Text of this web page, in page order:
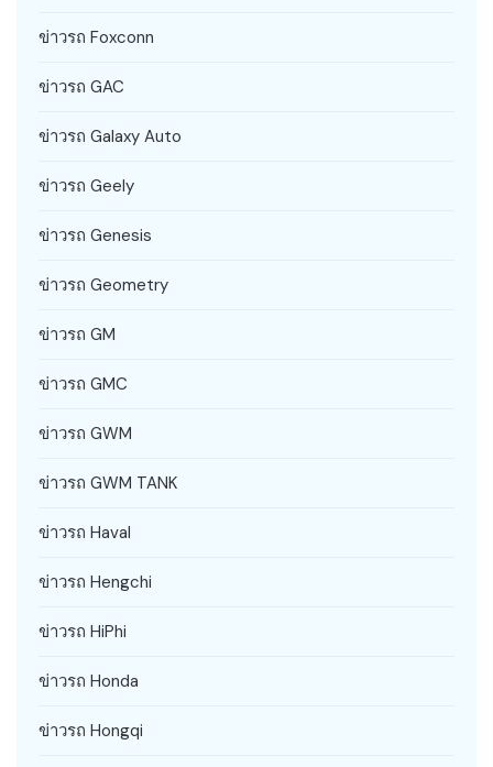
ข่าวรถ Foxconn
ข่าวรถ GAC
ข่าวรถ Galaxy Auto
ข่าวรถ Geely
ข่าวรถ Genesis
ข่าวรถ Geometry
ข่าวรถ GM
ข่าวรถ GMC
ข่าวรถ GWM
ข่าวรถ GWM TANK
ข่าวรถ Haval
ข่าวรถ Hengchi
ข่าวรถ HiPhi
ข่าวรถ Honda
ข่าวรถ Hongqi